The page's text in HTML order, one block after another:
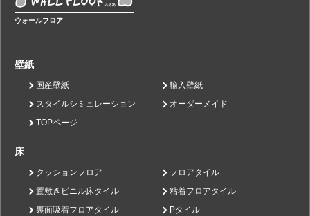
ウォールフロア
壁紙
国産壁紙
輸入壁紙
スタイルシミュレーション
オーダーメイド
TOPページ
床
クッションフロア
フロアタイル
置敷きビニル床タイル
粘着フロアタイル
裏面吸着フロアタイル
Pタイル